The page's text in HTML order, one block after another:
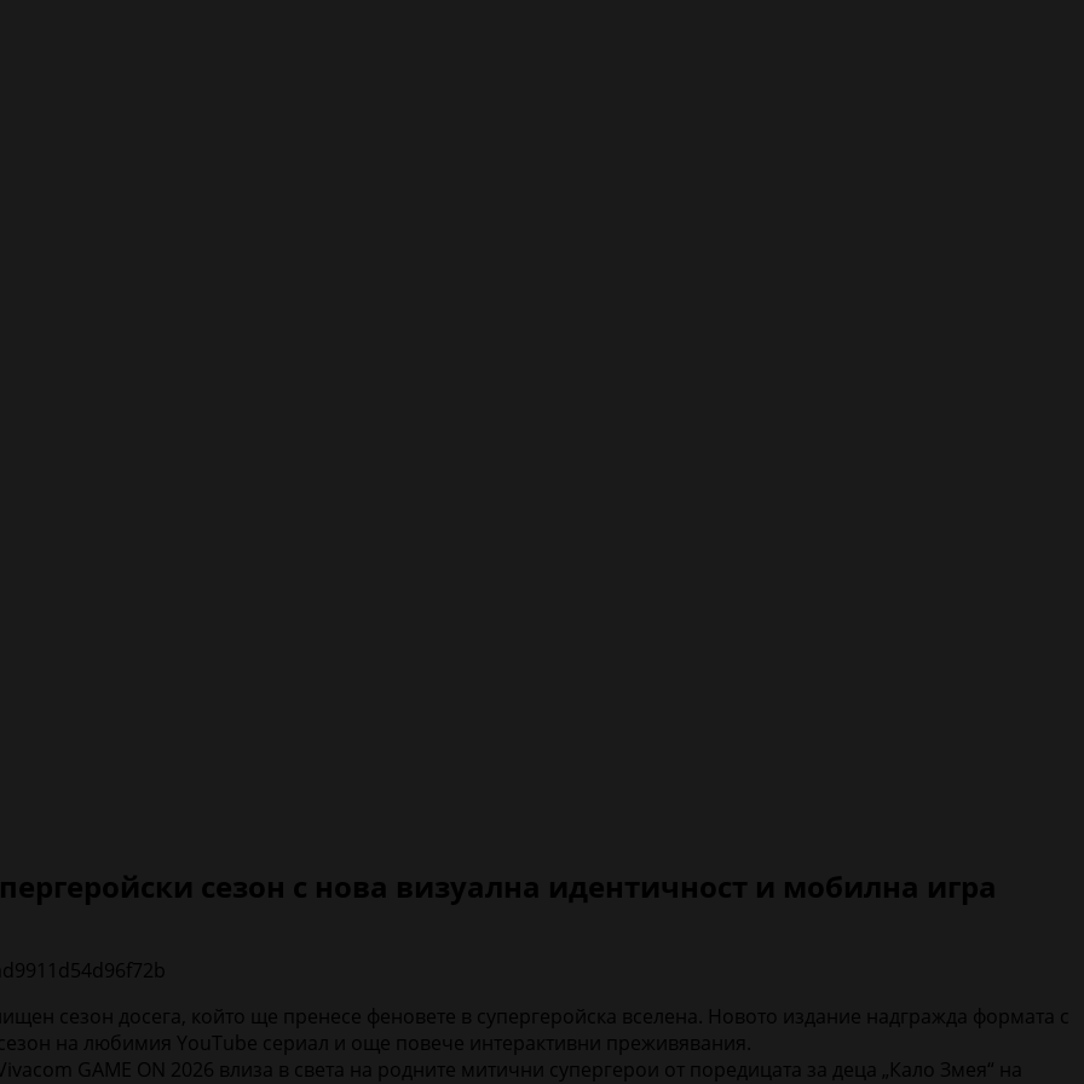
сезон с нова визуална идентичност и мобилна игра
сезон досега, който ще пренесе феновете в супергеройска вселена. Новото издание надгражда формата с
на любимия YouTube сериал и още повече интерактивни преживявания.
GAME ON 2026 влиза в света на родните митични супергерои от поредицата за деца „Кало Змея“ на